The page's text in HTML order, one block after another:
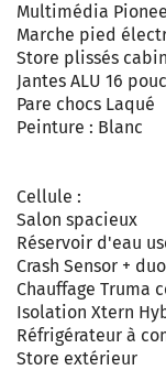
Multimédia
Marche pied
Store plissés
Jantes ALU 16
Pare chocs Laqué
Peinture : Blanc
Cellule :
Salon spacieux
Réservoir d'eau
Crash Sensor +
Chauffage Truma
Isolation Xtern
Réfrigérateur à
Store extérieur